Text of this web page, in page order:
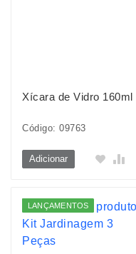
Xícara de Vidro 160ml
Código: 09763
Adicionar
LANÇAMENTOS